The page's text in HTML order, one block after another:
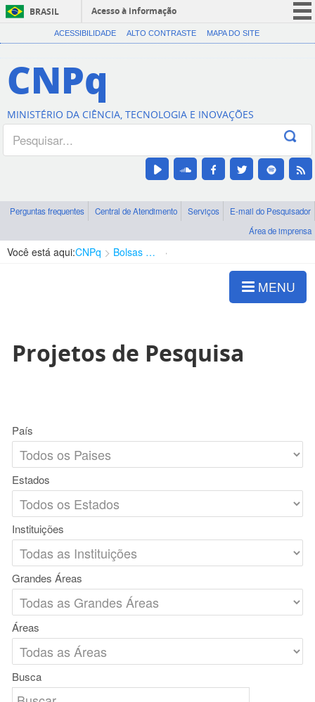
BRASIL
Acesso à informação
CORONAVÍRUS (COVID-19)
Canais
ACESSIBILIDADE ALTO CONTRASTE MAPA DO SITE
CNPq
MINISTÉRIO DA CIÊNCIA, TECNOLOGIA E INOVAÇÕES
Perguntas frequentes Central de Atendimento Serviços
E-mail do Pesquisador
Área de imprensa
Você está aqui:CNPq Bolsas e Auxílios Vigentes
MENU
Projetos de Pesquisa
País
Estados
Instituições
Grandes Áreas
Áreas
Busca